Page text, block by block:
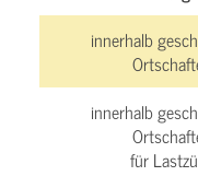
innerhalb
innerhalb
für